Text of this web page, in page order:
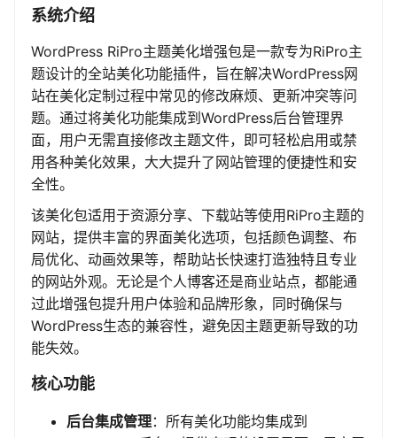
系统介绍
WordPress RiPro主题美化增强包是一款专为RiPro主
题设计的全站美化功能插件，旨在解决WordPress网
站在美化定制过程中常见的修改麻烦、更新冲突等问
题。通过将美化功能集成到WordPress后台管理界
面，用户无需直接修改主题文件，即可轻松启用或禁
用各种美化效果，大大提升了网站管理的便捷性和安
全性。
该美化包适用于资源分享、下载站等使用RiPro主题的
网站，提供丰富的界面美化选项，包括颜色调整、布
局优化、动画效果等，帮助站长快速打造独特且专业
的网站外观。无论是个人博客还是商业站点，都能通
过此增强包提升用户体验和品牌形象，同时确保与
WordPress生态的兼容性，避免因主题更新导致的功
能失效。
核心功能
后台集成管理：所有美化功能均集成到